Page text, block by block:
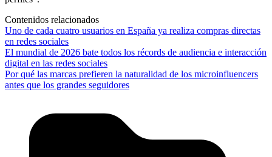
Contenidos relacionados
Uno de cada cuatro usuarios en España ya realiza compras directas
en redes sociales
El mundial de 2026 bate todos los récords de audiencia e interacción
digital en las redes sociales
Por qué las marcas prefieren la naturalidad de los microinfluencers
antes que los grandes seguidores